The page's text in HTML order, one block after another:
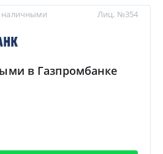
наличными
в Газпромбанке
Лиц. №354